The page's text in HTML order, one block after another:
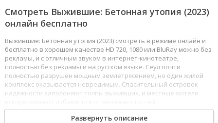
Смотреть Выжившие: Бетонная утопия (2023)
онлайн бесплатно
Выжившие: Бетонная утопия (2023) смотреть в режиме онлайн и
бесплатно в хорошем качестве HD 720, 1080 или BluRay можно без
рекламы, и с отличным звуком в интернет-кинотеатре,
полностью без рекламы и на русском языке. Сеул почти
полностью разрушен мощным землетрясением, но один жилой
комплекс оказывается невредимым. Спасительный островок
надёжности заполоняют толпы выживших, и местные жители
12345 678
Развернуть описание